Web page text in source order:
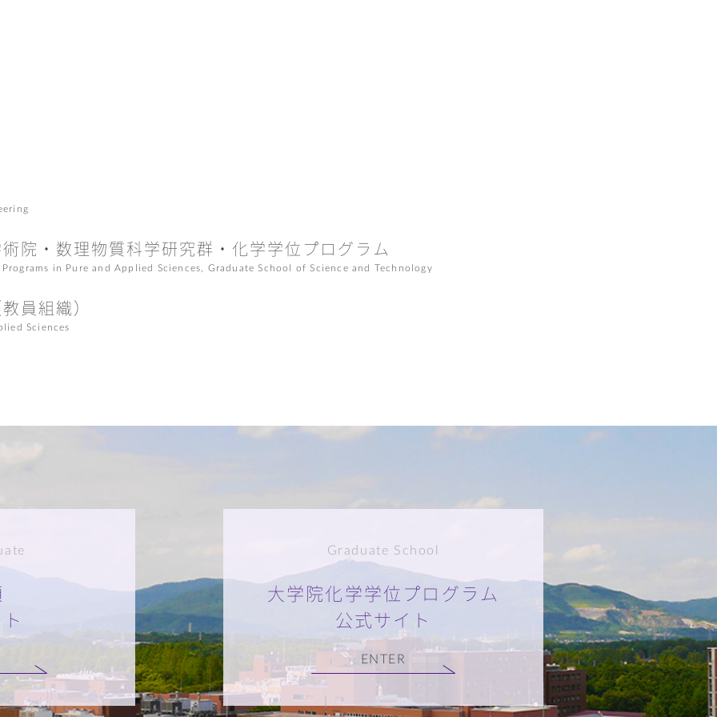
院・ 数理物質科学研究群・化学学位プログラム
in Pure and Applied Sciences, Graduate School of Science and Technology
員組織）
Sciences
Graduate School
大学院化学学位プログラム
公式サイト
ENTER